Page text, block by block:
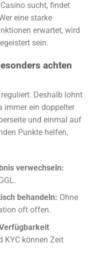
sucht, findet
eine starke
erwartet, wird
sein.
achten
Deshalb lohnt
immer ein doppelter
und einmal auf
Punkte helfen,
verwechseln:
behandeln: Ohne
oft offen.
KYC können Zeit